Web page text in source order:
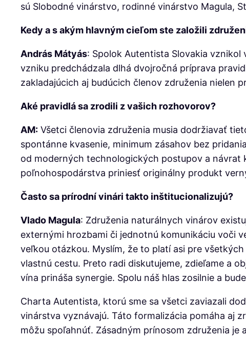
sú Slobodné vinárstvo, rodinné vinárstvo Magula,
Kedy a s akým hlavným cieľom ste založili
András Mátyás: Spolok Autentista Slovakia
vzniku predchádzala dlhá dvojročná príprava
zakladajúcich aj budúcich členov združenia nielen
Aké pravidlá sa zrodili z vašich rozhovorov?
AM: Všetci členovia združenia musia dodržiavať
spontánne kvasenie, minimum zásahov bez
od moderných technologických postupov a návrat
poľnohospodárstva priniesť originálny produkt
Často sa prírodní vinári takto inštitucionalizujú?
Vlado Magula: Združenia naturálnych vinárov
externými hrozbami či jednotnú komunikáciu voči
veľkou otázkou. Myslím, že to platí asi pre
vlastnú cestu. Preto radi diskutujeme, zdieľame a
vína prináša synergie. Spolu náš hlas zosilnie a
Charta Autentista, ktorú sme sa všetci zaviazali
vinárstva vyznávajú. Táto formalizácia pomáha aj
môžu spoľahnúť. Zásadným prínosom združenia